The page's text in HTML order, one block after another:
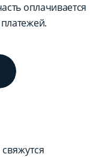
оплачивается